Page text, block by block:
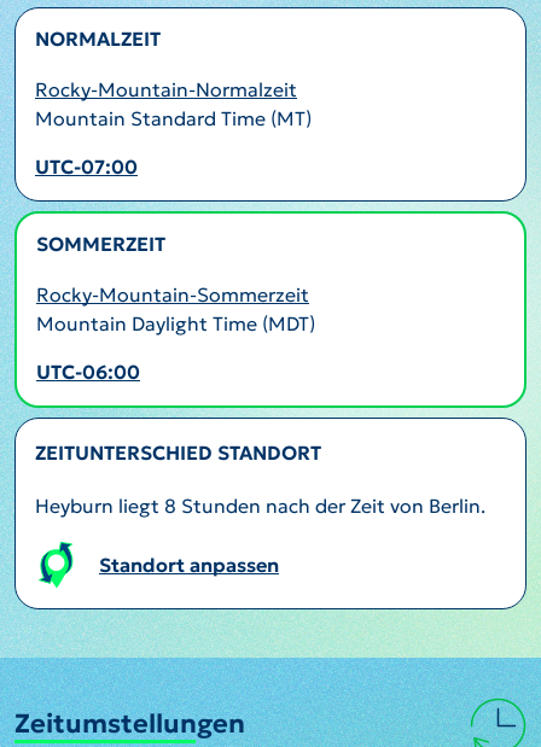
NORMALZEIT
Rocky-Mountain-Normalzeit
Mountain Standard Time (MT)
UTC-07:00
SOMMERZEIT
Rocky-Mountain-Sommerzeit
Mountain Daylight Time (MDT)
UTC-06:00
ZEITUNTERSCHIED STANDORT
Heyburn liegt 8 Stunden nach der Zeit von Berlin.
Standort anpassen
Zeitumstellungen